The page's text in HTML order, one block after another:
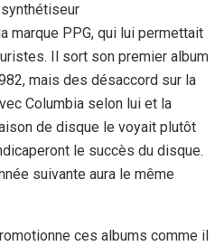
marque PPG, qui lui permettait
Il sort son premier album
mais des désaccord sur la
Columbia selon lui et la
de disque le voyait plutôt
le succès du disque.
suivante aura le même
ces albums comme il